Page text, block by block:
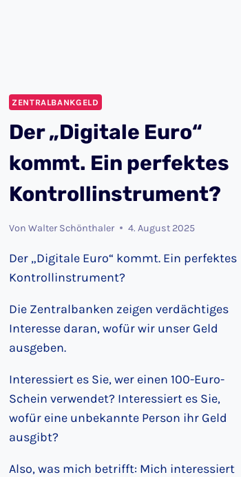
ZENTRALBANKGELD
Der „Digitale Euro“
kommt. Ein perfektes
Kontrollinstrument?
Von Walter Schönthaler 4. August 2025
Der „Digitale Euro“ kommt. Ein perfektes
Kontrollinstrument?
Die Zentralbanken zeigen verdächtiges
Interesse daran, wofür wir unser Geld
ausgeben.
Interessiert es Sie, wer einen 100-Euro-
Schein verwendet? Interessiert es Sie,
wofür eine unbekannte Person ihr Geld
ausgibt?
Also, was mich betrifft: Mich interessiert